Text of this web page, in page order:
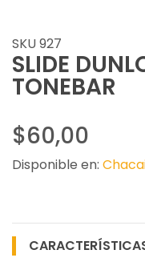
SKU 927
SLIDE
TONEBAR
$60,00
Disponible en: